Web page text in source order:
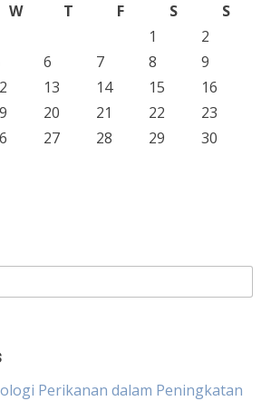
W T F S
S
1
2
6 7 8
9
13 14 15
16
20 21 22
23
27 28 29
30
Perikanan dalam Peningkatan